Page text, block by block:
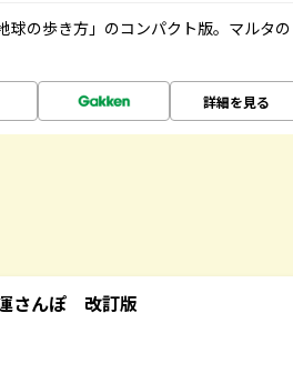
球の歩き方」のコンパクト版。マルタの
詳細を見る
さんぽ 改訂版